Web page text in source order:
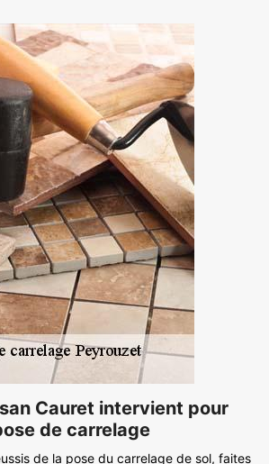
Cauret intervient pour
de carrelage
de la pose du carrelage de sol, faites